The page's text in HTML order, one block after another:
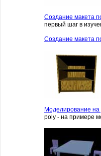
Создание макета
первый шаг в
Создание макета
Моделирование на
poly - на примере